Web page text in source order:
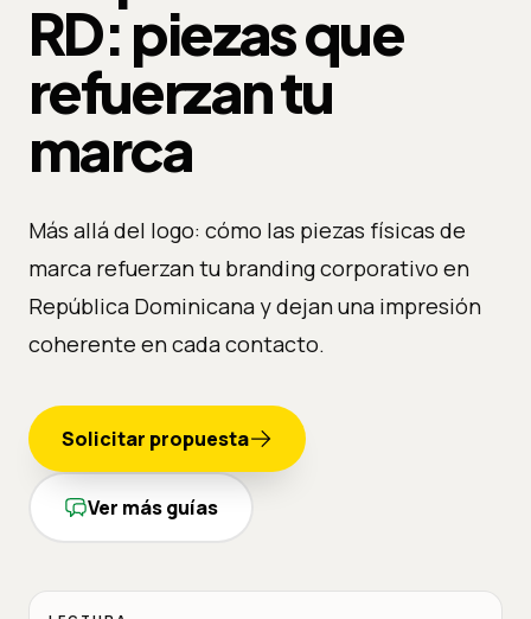
RD: piezas que
refuerzan tu
marca
Más allá del logo: cómo las piezas físicas de
marca refuerzan tu branding corporativo en
República Dominicana y dejan una impresión
coherente en cada contacto.
Solicitar propuesta
Ver más guías